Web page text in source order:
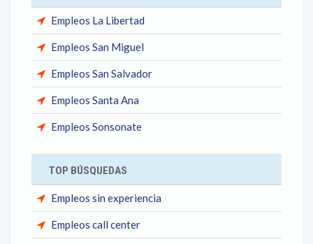
Empleos La Libertad
Empleos San Miguel
Empleos San Salvador
Empleos Santa Ana
Empleos Sonsonate
TOP BÚSQUEDAS
Empleos sin experiencia
Empleos call center